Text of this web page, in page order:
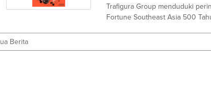
Trafigura Group menduduki
Fortune Southeast Asia 500
Berita